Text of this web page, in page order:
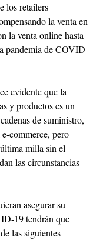
los retailers
la venta en
la venta online hasta
pandemia de COVID-
evidente que la
y productos es un
de suministro,
commerce, pero
milla sin el
las circunstancias
asegurar su
19 tendrán que
las siguientes